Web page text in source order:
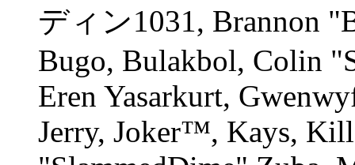
ディン1031, Brannon
Bugo, Bulakbol, Colin
Eren Yasarkurt,
Jerry, Joker™, Kays,